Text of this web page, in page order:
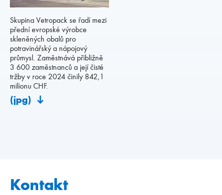
Skupina Vetropack se řadí mezi
přední evropské výrobce
skleněných obalů pro
potravinářský a nápojový
průmysl. Zaměstnává přibližně
3 600 zaměstnanců a její čisté
tržby v roce 2024 činily 842,1
milionu CHF.
(jpg)
Kontakt